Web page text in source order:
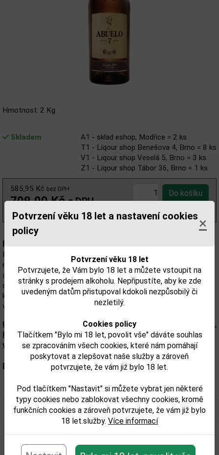
Potvrzení věku 18 let a nastavení cookies
policy
×
Potvrzení věku 18 let
Potvrzujete, že Vám bylo 18 let a můžete vstoupit na
stránky s prodejem alkoholu. Nepřipustíte, aby ke zde
uvedeným datům přistupoval kdokoli nezpůsobilý či
nezletilý.
Cookies policy
Tlačítkem "Bylo mi 18 let, povolit vše" dáváte souhlas
se zpracováním všech cookies, které nám pomáhají
poskytovat a zlepšovat naše služby a zároveň
potvrzujete, že vám již bylo 18 let.
Pod tlačítkem "Nastavit" si můžete vybrat jen některé
typy cookies nebo zablokovat všechny cookies, kromě
funkčních cookies a zároveň potvrzujete, že vám již bylo
18 let.služby. Více informací
Hmotnost: 2 Kg
Skladem
A1 - sklad eshop, Modřice = 2 ks
T1 - Liqour shop Benešova 4, Brno = 8 ks
V1 - Liqour shop Veselá 5, Brno = 3 ks
Z1 - Liqour shop Tábor 36, Brno = 1 ks
585,95 Kč bez DPH
709,00 Kčs DPH
Popis:
Ron Abuelo Añejo 7 Años je bohatá směs panamských rumových
rezerv starých 7 let. Rumy zrají v sudech po bourbonu z
amerického bílého dubu. Je to první volba pro barmany po celém
světě, vhodná pro přípravu jak aperitivních, tak digestivních
koktejlů. Jeden z mála rumů v kategorii sedmiletých, který je
vhodný i pro samotné vychutnání.
Upozorňujeme, že tento produkt může obsahovat alergeny.
Přesné složení a alergeny jsou k dispozici na obalu
výrobku. Zkontrolujte prosím před konzumací.
Parametry:
Obsah alkoholu obj. %: 40
Objem obalu (L): 1